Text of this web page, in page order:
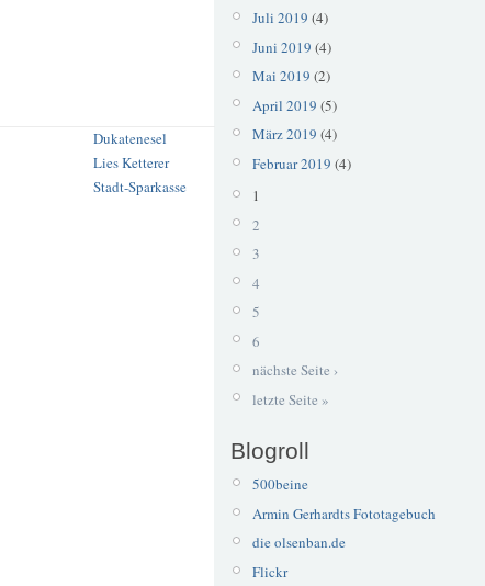
Dukatenesel
Lies Ketterer
Stadt-Sparkasse
Juli 2019 (4)
Juni 2019 (4)
Mai 2019 (2)
April 2019 (5)
März 2019 (4)
Februar 2019 (4)
1
2
3
4
5
6
nächste Seite ›
letzte Seite »
Blogroll
500beine
Armin Gerhardts Fototagebuch
die olsenban.de
Flickr